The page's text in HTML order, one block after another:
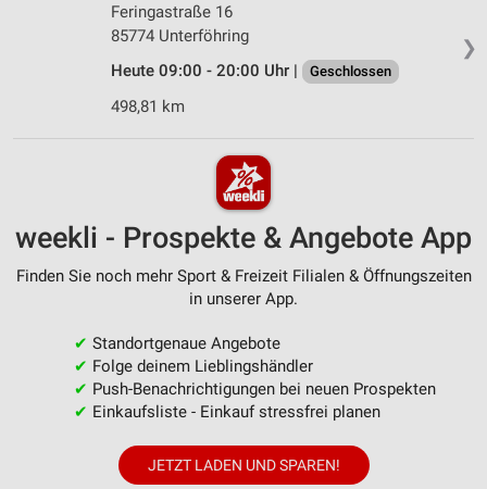
❯
Feringastraße 16
85774 Unterföhring
Heute 09:00 - 20:00 Uhr |
Geschlossen
498,81 km
weekli - Prospekte & Angebote App
Finden Sie noch mehr Sport & Freizeit Filialen & Öffnungszeiten
in unserer App.
✔ Standortgenaue Angebote
✔ Folge deinem Lieblingshändler
✔ Push-Benachrichtigungen bei neuen Prospekten
✔ Einkaufsliste - Einkauf stressfrei planen
JETZT LADEN UND SPAREN!